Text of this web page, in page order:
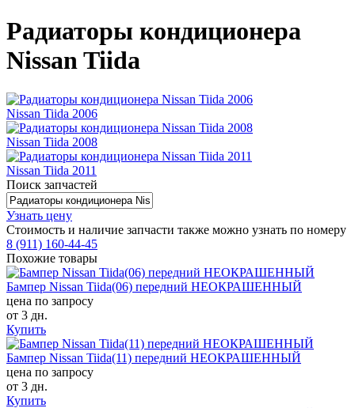
Радиаторы кондиционера
Nissan Tiida
Nissan Tiida 2006
Nissan Tiida 2008
Nissan Tiida 2011
Поиск запчастей
Узнать цену
Стоимость и наличие запчасти также можно узнать по номеру
8 (911) 160-44-45
Похожие товары
Бампер Nissan Tiida(06) передний НЕОКРАШЕННЫЙ
цена по запросу
от 3 дн.
Купить
Бампер Nissan Tiida(11) передний НЕОКРАШЕННЫЙ
цена по запросу
от 3 дн.
Купить